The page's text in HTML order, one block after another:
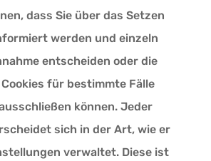
dass Sie über das Setzen
werden und einzeln
entscheiden oder die
für bestimmte Fälle
können. Jeder
sich in der Art, wie er
verwaltet. Diese ist